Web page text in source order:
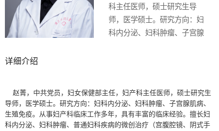
科主任医师，硕士研究生导
师，医学硕士。研究方向：妇
科内分泌、妇科肿瘤、子宫腺
治疗（宫腹腔镜、阴式手术
等）、擅长更年期门诊管理治
疗、精准保胎；曾于中国医学
详细介绍
赵菁，中共党员，妇女保健部主任，妇产科主任医师，硕士研究生
导师，医学硕士。研究方向：妇科内分泌、妇科肿瘤、子宫腺肌病、
生殖免疫。从事妇产科临床工作多年，具有丰富的临床经验。擅长妇
科内分泌、妇科肿瘤、普通妇科疾病的微创治疗（宫腹腔镜、阴式手